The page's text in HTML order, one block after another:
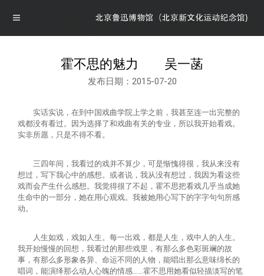
博物馆介绍
组织机构
资讯
公告
最新展览
学术研究
霍不思的魅力 吴一菡
发布日期：2015-07-20
实话实说，在到中国戏曲学院上学之前，我甚至连一出完整的
戏都没有看过。因为选择了和戏曲有关的专业，所以我开始看戏。
实非所愿，只是不得不看。
三四年间，我看过的戏并不算少，可是惭愧得很，我从来没有
想过，写下我心中的感想。或者说，我从没有想过，我因为看这些
戏而会产生什么感想。我觉得很了不起，霍不思把看戏几乎当成她
生命中的一部分，她在用心观戏。我被她用心写下的字字句句所感
动。
人生如戏，戏如人生。每一出戏，都是人生，戏中人的人生。
我开始慢慢的回想，我看过的那些戏里，有那么多色彩斑斓的故
事，有那么多形象各异、命运不同的人物，能唱出那么意味绵长的
唱词，能演绎那么动人心魄的情感……霍不思用她看似轻描淡写的笔